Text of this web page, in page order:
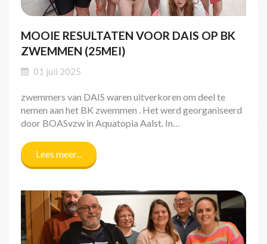
MOOIE RESULTATEN VOOR DAIS OP BK
ZWEMMEN (25MEI)
01 juli 2025
zwemmers van DAIS waren uitverkoren om deel te
nemen aan het BK zwemmen . Het werd georganiseerd
door BOASvzw in Aquatopia Aalst. In…
Lees meer...